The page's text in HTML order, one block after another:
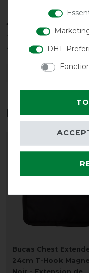
*La plage de température
notamment : - tondu/non
activité du cheval
DÉTAILS SUR
Les
-10%
Bucas Chest
24cm T-Hook
DHL